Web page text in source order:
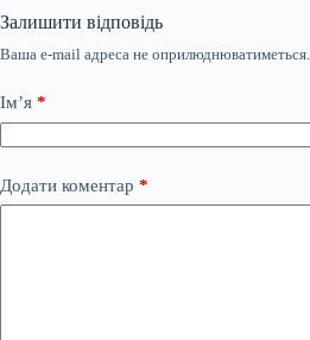
Залишити відповідь
Ваша e-mail адреса не оприлюднюватиметься.
Ім’я *
Додати коментар *